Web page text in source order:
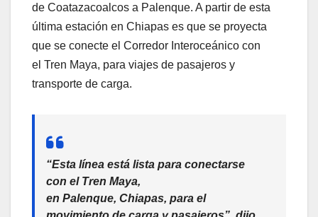
de Coatazacoalcos a Palenque. A partir de esta
última estación en Chiapas es que se proyecta
que se conecte el Corredor Interoceánico con
el Tren Maya, para viajes de pasajeros y
transporte de carga.
“Esta línea está lista para conectarse
con el Tren Maya,
en Palenque, Chiapas, para el